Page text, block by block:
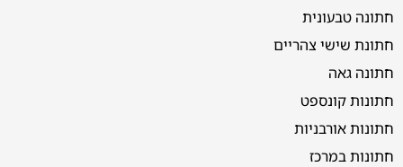
חתונה טבעונית
חתונת שישי צהריים
חתונה גאה
חתונות קונספט
חתונות אורבניות
חתונות במרכז